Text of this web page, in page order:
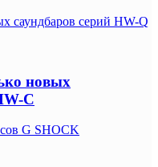
саундбаров серий HW-Q
новых
C
G SHOCK